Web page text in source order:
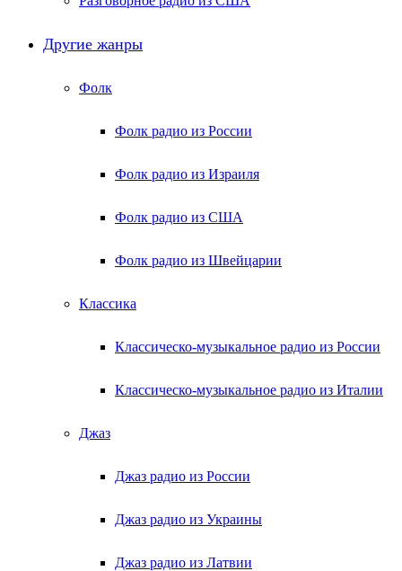
Другие жанры
Фолк
Фолк радио из России
Фолк радио из Израиля
Фолк радио из США
Фолк радио из Швейцарии
Классика
Классическо-музыкальное радио из России
Классическо-музыкальное радио из Италии
Джаз
Джаз радио из России
Джаз радио из Украины
Джаз радио из Латвии